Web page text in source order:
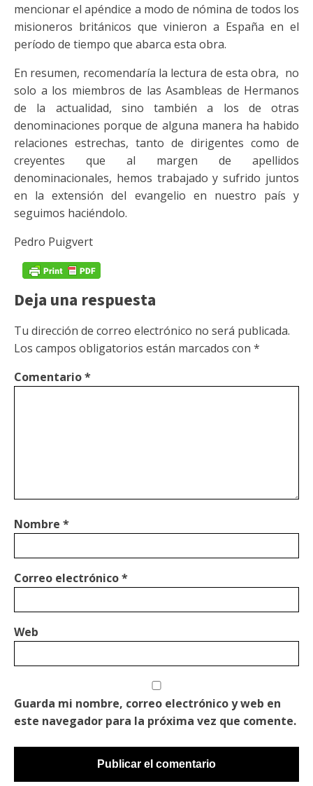
mencionar el apéndice a modo de nómina de todos los
misioneros británicos que vinieron a España en el
período de tiempo que abarca esta obra.
En resumen, recomendaría la lectura de esta obra, no
solo a los miembros de las Asambleas de Hermanos
de la actualidad, sino también a los de otras
denominaciones porque de alguna manera ha habido
relaciones estrechas, tanto de dirigentes como de
creyentes que al margen de apellidos
denominacionales, hemos trabajado y sufrido juntos
en la extensión del evangelio en nuestro país y
seguimos haciéndolo.
Pedro Puigvert
Deja una respuesta
Tu dirección de correo electrónico no será publicada.
Los campos obligatorios están marcados con *
Comentario*
Nombre *
Correo electrónico*
Web
Guarda mi nombre, correo electrónico y web en
este navegador para la próxima vez que comente.